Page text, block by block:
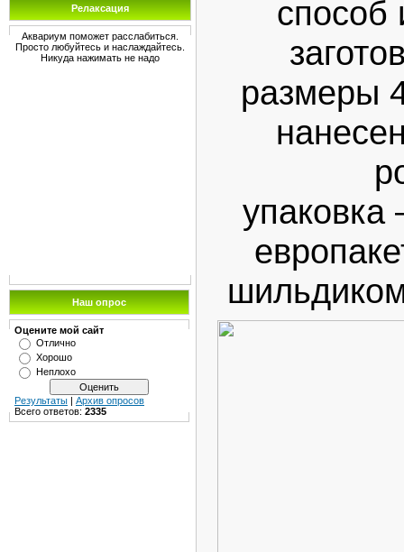
Релаксация
Аквариум поможет расслабиться.
Просто любуйтесь и наслаждайтесь.
Никуда нажимать не надо
Наш опрос
Оцените мой сайт
Отлично
Хорошо
Неплохо
Результаты | Архив опросов
Всего ответов: 2335
способ
размеры